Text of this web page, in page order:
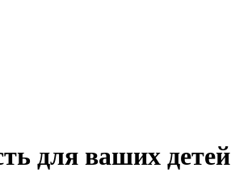
для ваших детей